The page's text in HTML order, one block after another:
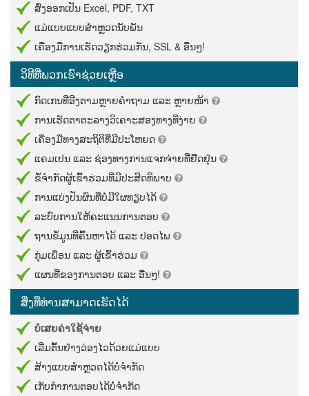
ສົ່ງ​ອອກ​ເປັນ​ Excel, PDF, TXT
ແມ່​ແບບ​ແບບ​ສຳ​ຫຼວດ​ນັບ​ພັນ
ເຄື່ອງ​ມື​ການ​ເຮັດ​ວຽກ​ຮ່ວມ​ກັນ, SSL & ອື່ນໆ!
ວິ​ທີ​ທີ່​ພວກ​ເຮົາ​ຊ່ວຍ​ເຫຼືອ
ກົດ​ເກນ​ທີ່​ອີງ​ຕາມ​ຫຼາຍ​ຄຳ​ຖາມ​ ແລະ​ ຫຼາຍ​ໜ້າ​
ການ​ເຮັດ​ຕາ​ຕະ​ລາງ​ວິ​ເຄາະ​ສອງ​ທາງ​ທີ່​ງ່າຍ​
ເຄື່ອງ​ມື​ທາງ​ສະ​ຖິ​ຕິ​ທີ່​ມີ​ປະ​ໂຫຍດ​
ແຄມ​ເປນ​ ແລະ​ ຊ່ອງ​ທາງ​ການ​ແຈກ​ຈ່າຍ​ທີ່​ຢືດ​ຢຸ່ນ​
ຂໍ້​ຈຳ​ກັດ​ຜູ້​ເຂົ້າ​ຮ່ວມ​ທີ່​ມີ​ປະ​ສິດ​ທິ​ພາບ​
ການ​ແບ່ງ​ປັນ​ຜົນ​ທີ່​ບໍ່​ມີ​ໃຜ​ທຽບ​ໄດ້​
ລະ​ບົບ​ການ​ໃຫ້​ຄະ​ແນນ​ການ​ຕອບ​
ຖານ​ຂໍ້​ມູນ​ທີ່​ຄົ້ນ​ຫາ​ໄດ້​ ແລະ​ ປອດ​ໄພ​
ກຸ່ມ​ເພື່ອນ​ ແລະ​ ຜູ້​ເຂົ້າ​ຮ່ວມ​
ແຜນ​ທີ່​ຂອງ​ການ​ຕອບ​ ແລະ​ ອື່ນໆ!
ສິ່ງ​ທີ່​ທ່ານ​ສາ​ມາດ​ເຮັດ​ໄດ້
ບໍ່​ເສຍ​ຄ່າ​ໃຊ້​ຈ່າຍ
ເລີ່ມ​ຕົ້ນ​ຢ່າງ​ວ່ອງ​ໄວ​ດ້ວຍ​ແມ່​ແບບ
ສ້າງ​ແບບ​ສຳ​ຫຼວດ​ໄດ້​ບໍ່​ຈຳ​ກັດ
ເກັບ​ກຳ​ການ​ຕອບ​ໄດ້​ບໍ່​ຈຳ​ກັດ